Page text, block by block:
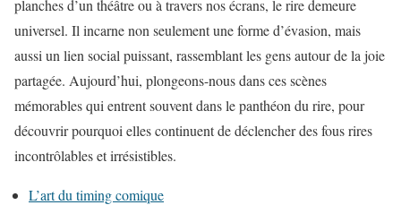
planches d’un théâtre ou à travers nos écrans, le rire demeure
universel. Il incarne non seulement une forme d’évasion, mais
aussi un lien social puissant, rassemblant les gens autour de la joie
partagée. Aujourd’hui, plongeons-nous dans ces scènes
mémorables qui entrent souvent dans le panthéon du rire, pour
découvrir pourquoi elles continuent de déclencher des fous rires
incontrôlables et irrésistibles.
L’art du timing comique